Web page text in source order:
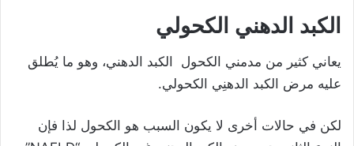
الكبد الدهني الكحولي
يعاني كثير من مدمني الكحول الكبد الدهني، وهو ما يُطلق
عليه مرض الكبد الدهنِي الكحولي.
لكن في حالات أخرى لا يكون السبب هو الكحول لذا فإن